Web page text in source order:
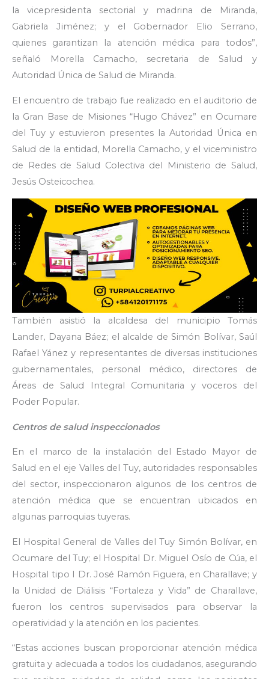
la vicepresidenta sectorial y madrina de Miranda,
Gabriela Jiménez; y el Gobernador Elio Serrano,
quienes garantizan la atención médica para todos”,
señaló Morella Camacho, secretaria de Salud y
Autoridad Única de Salud de Miranda.
El encuentro de trabajo fue realizado en el auditorio de
la Gran Base de Misiones “Hugo Chávez” en Ocumare
del Tuy y estuvieron presentes la Autoridad Única en
Salud de la entidad, Morella Camacho, y el viceministro
de Redes de Salud Colectiva del Ministerio de Salud,
Jesús Osteicochea.
También asistió la alcaldesa del municipio Tomás
Lander, Dayana Báez; el alcalde de Simón Bolívar, Saúl
Rafael Yánez y representantes de diversas instituciones
gubernamentales, personal médico, directores de
Áreas de Salud Integral Comunitaria y voceros del
Poder Popular.
Centros de salud inspeccionados
En el marco de la instalación del Estado Mayor de
Salud en el eje Valles del Tuy, autoridades responsables
del sector, inspeccionaron algunos de los centros de
atención médica que se encuentran ubicados en
algunas parroquias tuyeras.
El Hospital General de Valles del Tuy Simón Bolívar, en
Ocumare del Tuy; el Hospital Dr. Miguel Osío de Cúa, el
Hospital tipo I Dr. José Ramón Figuera, en Charallave; y
la Unidad de Diálisis “Fortaleza y Vida” de Charallave,
fueron los centros supervisados para observar la
operatividad y la atención en los pacientes.
“Estas acciones buscan proporcionar atención médica
gratuita y adecuada a todos los ciudadanos, asegurando